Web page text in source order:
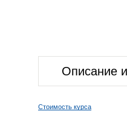
Описание
Стоимость курса